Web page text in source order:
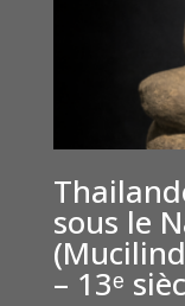
sous le
– 13ᵉ